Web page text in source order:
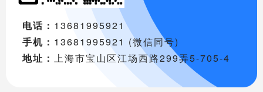
电话： 13681995921
手机： 13681995921 (微信同号)
地址： 上海市宝山区江场西路299弄5-705-4